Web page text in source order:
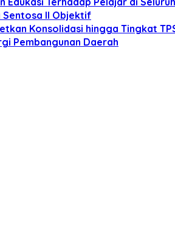
Sentosa II Objektif
Konsolidasi hingga Tingkat
Pembangunan Daerah